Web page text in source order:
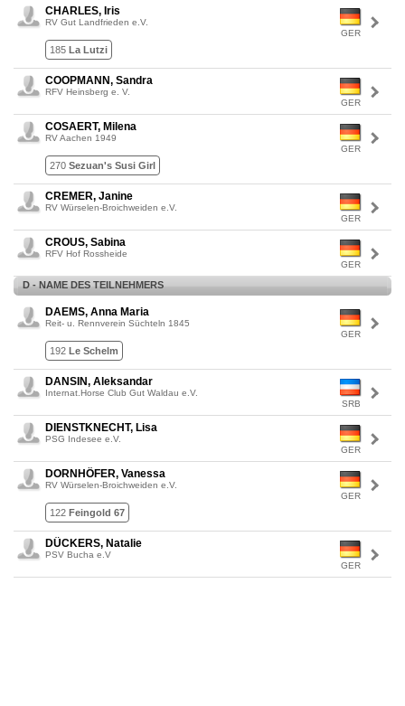
GER
CHARLES, Iris
RV Gut Landfrieden e.V.
185 La Lutzi
GER
COOPMANN, Sandra
RFV Heinsberg e. V.
GER
COSAERT, Milena
RV Aachen 1949
270 Sezuan's Susi Girl
GER
CREMER, Janine
RV Würselen-Broichweiden e.V.
GER
CROUS, Sabina
RFV Hof Rossheide
D - NAME DES TEILNEHMERS
GER
DAEMS, Anna Maria
Reit- u. Rennverein Süchteln 1845
192 Le Schelm
SRB
DANSIN, Aleksandar
Internat.Horse Club Gut Waldau e.V.
GER
DIENSTKNECHT, Lisa
PSG Indesee e.V.
GER
DORNHÖFER, Vanessa
RV Würselen-Broichweiden e.V.
122 Feingold 67
GER
DÜCKERS, Natalie
PSV Bucha e.V